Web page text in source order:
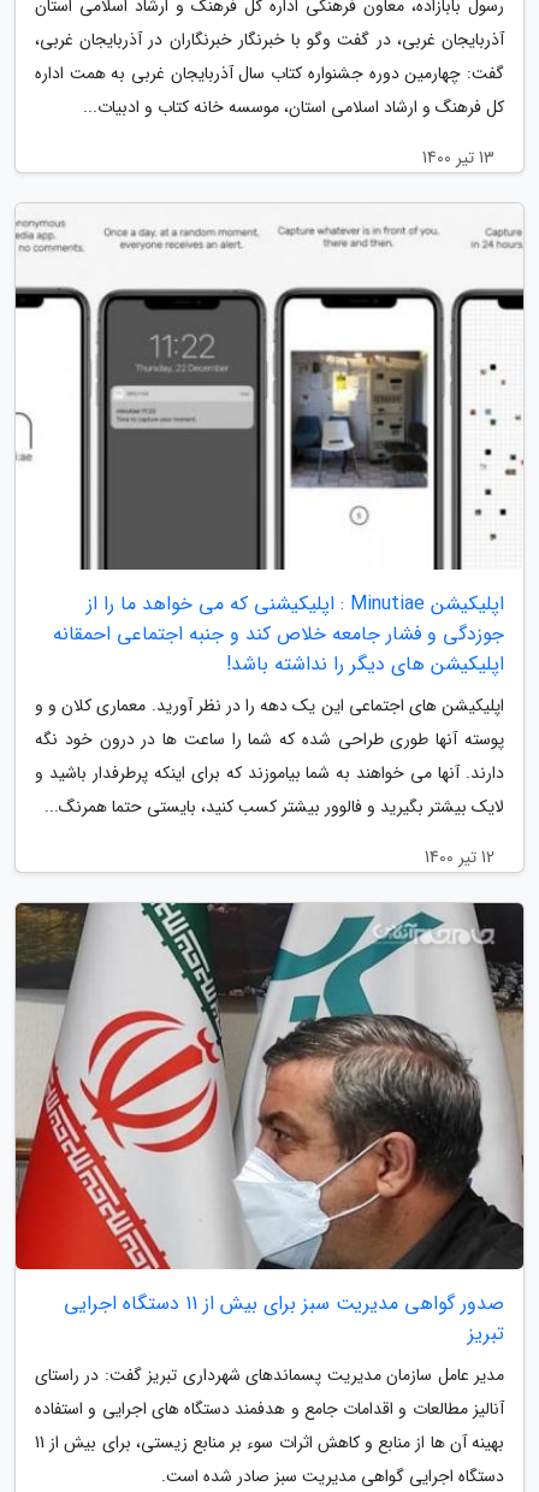
رسول بابازاده، معاون فرهنگی اداره کل فرهنگ و ارشاد اسلامی استان
آذربایجان غربی، در گفت وگو با خبرنگار خبرنگاران در آذربایجان غربی،
گفت: چهارمین دوره جشنواره کتاب سال آذربایجان غربی به همت اداره
کل فرهنگ و ارشاد اسلامی استان، موسسه خانه کتاب و ادبیات...
13 تیر 1400
اپلیکیشن Minutiae : اپلیکیشنی که می خواهد ما را از
جوزدگی و فشار جامعه خلاص کند و جنبه اجتماعی احمقانه
اپلیکیشن های دیگر را نداشته باشد!
اپلیکیشن های اجتماعی این یک دهه را در نظر آورید. معماری کلان و و
پوسته آنها طوری طراحی شده که شما را ساعت ها در درون خود نگه
دارند. آنها می خواهند به شما بیاموزند که برای اینکه پرطرفدار باشید و
لایک بیشتر بگیرید و فالوور بیشتر کسب کنید، بایستی حتما همرنگ...
12 تیر 1400
صدور گواهی مدیریت سبز برای بیش از 11 دستگاه اجرایی
تبریز
مدیر عامل سازمان مدیریت پسماندهای شهرداری تبریز گفت: در راستای
آنالیز مطالعات و اقدامات جامع و هدفمند دستگاه های اجرایی و استفاده
بهینه آن ها از منابع و کاهش اثرات سوء بر منابع زیستی، برای بیش از 11
دستگاه اجرایی گواهی مدیریت سبز صادر شده است.